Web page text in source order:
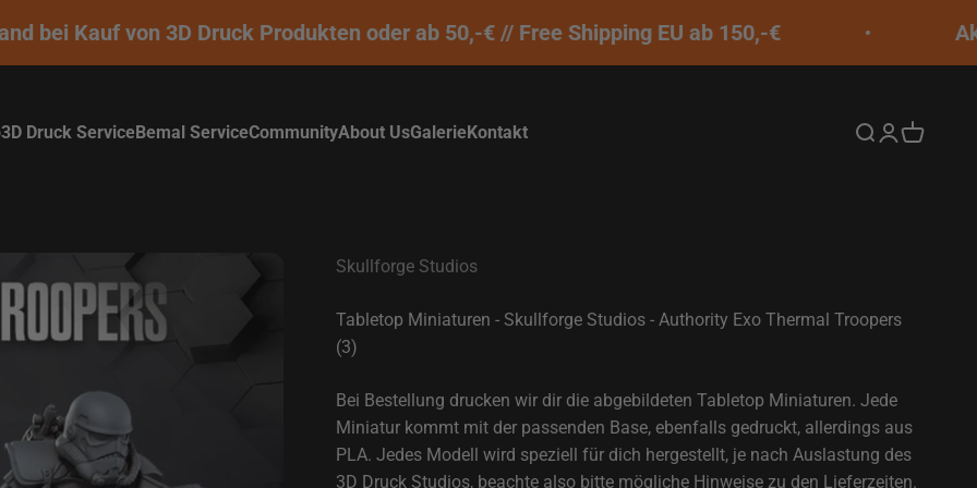
bei Kauf von 3D Druck Produkten oder ab 50,-€ // Free Shipping EU ab 150,-€
3D Druck Service Bemal ServiceCommunityAbout UsGalerie Kontakt
Suche öffnen
Skullforge Studios
Tabletop Miniaturen - Skullforge Studios - Authority Exo Thermal Troopers
(3)
Bei Bestellung drucken wir dir die abgebildeten Tabletop Miniaturen. Jede
Miniatur kommt mit der passenden Base, ebenfalls gedruckt, allerdings aus
PLA. Jedes Modell wird speziell für dich hergestellt, je nach Auslastung des
3D Druck Studios, beachte also bitte mögliche Hinweise zu den Lieferzeiten.